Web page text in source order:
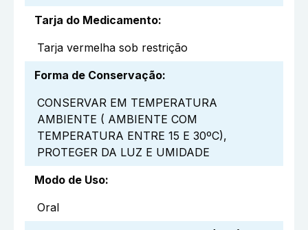
Tarja do Medicamento:
Tarja vermelha sob restrição
Forma de Conservação:
CONSERVAR EM TEMPERATURA
AMBIENTE ( AMBIENTE COM
TEMPERATURA ENTRE 15 E 30ºC),
PROTEGER DA LUZ E UMIDADE
Modo de Uso:
Oral